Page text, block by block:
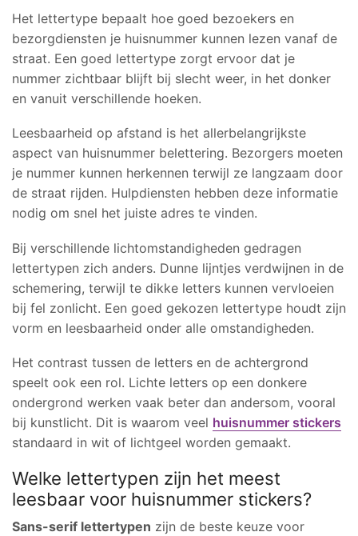
Het lettertype bepaalt hoe goed bezoekers en
bezorgdiensten je huisnummer kunnen lezen vanaf de
straat. Een goed lettertype zorgt ervoor dat je
nummer zichtbaar blijft bij slecht weer, in het donker
en vanuit verschillende hoeken.
Leesbaarheid op afstand is het allerbelangrijkste
aspect van huisnummer belettering. Bezorgers moeten
je nummer kunnen herkennen terwijl ze langzaam door
de straat rijden. Hulpdiensten hebben deze informatie
nodig om snel het juiste adres te vinden.
Bij verschillende lichtomstandigheden gedragen
lettertypen zich anders. Dunne lijntjes verdwijnen in de
schemering, terwijl te dikke letters kunnen vervloeien
bij fel zonlicht. Een goed gekozen lettertype houdt zijn
vorm en leesbaarheid onder alle omstandigheden.
Het contrast tussen de letters en de achtergrond
speelt ook een rol. Lichte letters op een donkere
ondergrond werken vaak beter dan andersom, vooral
bij kunstlicht. Dit is waarom veel huisnummer stickers
standaard in wit of lichtgeel worden gemaakt.
Welke lettertypen zijn het meest
leesbaar voor huisnummer stickers?
Sans-serif lettertypen zijn de beste keuze voor